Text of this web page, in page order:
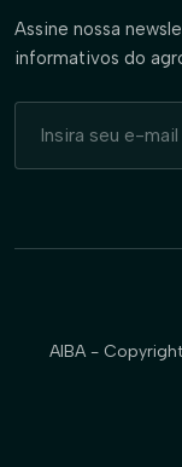
Assine nossa
informativos do
AIBA -